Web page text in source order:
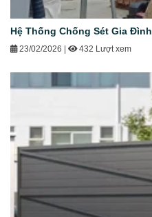
Hệ Thống Chống Sét Gia Đình
23/02/2026 432 Lượt xem